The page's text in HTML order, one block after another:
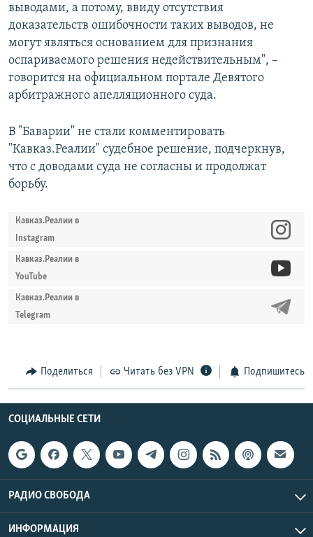
выводами, а потому, ввиду отсутствия
доказательств ошибочности таких выводов, не
могут являться основанием для признания
оспариваемого решения недействительным", –
говорится на официальном портале Девятого
арбитражного апелляционного суда.
В "Баварии" не стали комментировать
"Кавказ.Реалии" судебное решение, подчеркнув,
что с доводами суда не согласны и продолжат
борьбу.
Кавказ.Реалии в
Instagram
Кавказ.Реалии в
YouTube
Кавказ.Реалии в
Telegram
Поделиться Читать без VPN Подпишитесь
СОЦИАЛЬНЫЕ СЕТИ
РАДИО СВОБОДА
ИНФОРМАЦИЯ